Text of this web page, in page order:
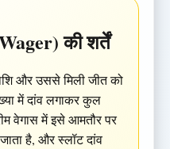
की शर्तें
और उससे मिली जीत को
में दांव लगाकर कुल
वेगास में इसे आमतौर पर
है, और स्लॉट दांव